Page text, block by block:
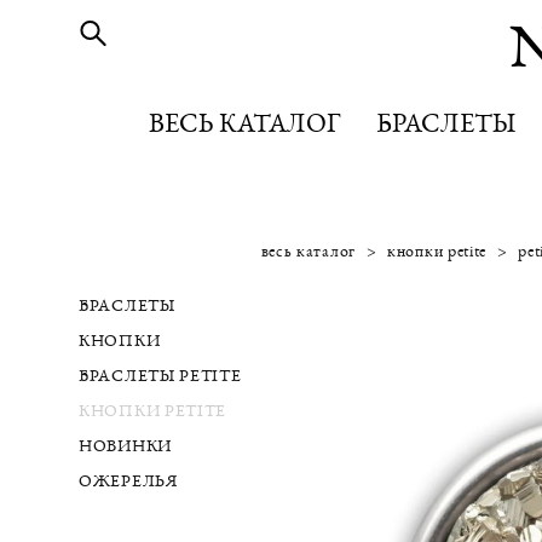
ВЕСЬ КАТАЛОГ БРАСЛЕТЫ
ВЕСЬ КАТАЛОГ БРАСЛЕТЫ
БРАСЛЕТЫ
КНОПКИ
БРАСЛЕТЫ PETITE
КНОПКИ PETITE
НОВИНКИ
ОЖЕРЕЛЬЯ
весь каталог > кнопки petite >